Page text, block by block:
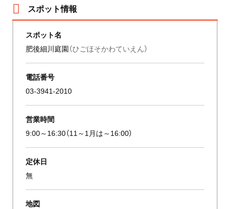
スポット情報
スポット名
肥後細川庭園（ひごほそかわていえん）
電話番号
03-3941-2010
営業時間
9:00～16:30（11～1月は～16:00）
定休日
無
地図